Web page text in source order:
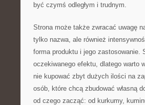
być czymś odległym i trudnym.
Strona może także zwracać uwagę
tylko nazwa, ale również
forma produktu i jego zastosowanie.
oczekiwanego efektu, dlatego warto
nie kupować zbyt dużych ilości na
osób, które chcą zbudować własną
od czego zacząć: od kurkumy,